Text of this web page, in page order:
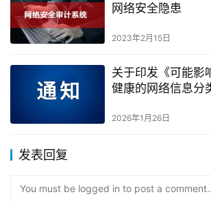
网络安全隐患
2023年2月15日
关于印发《可能影
健康的网络信息分
2026年1月26日
发表回复
You must be logged in to post a